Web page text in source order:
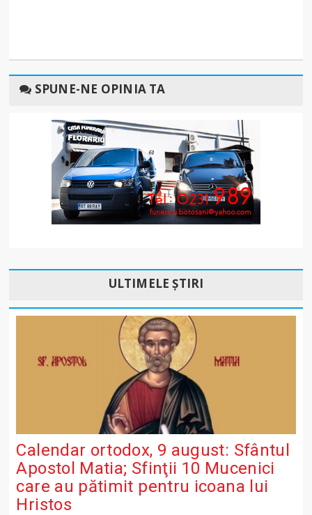
SPUNE-NE OPINIA TA
ULTIMELE ȘTIRI
Calendar ortodox, 9 august: Sfântul
Apostol Matia; Sfinţii 10 Mucenici
care au pătimit pentru icoana lui
Hristos